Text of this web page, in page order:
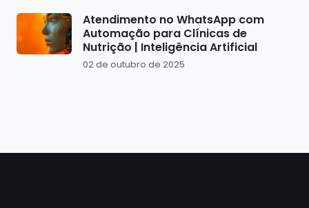
Atendimento no WhatsApp com
Automação para Clínicas de
Nutrição | Inteligência Artificial
02 de outubro de 2025